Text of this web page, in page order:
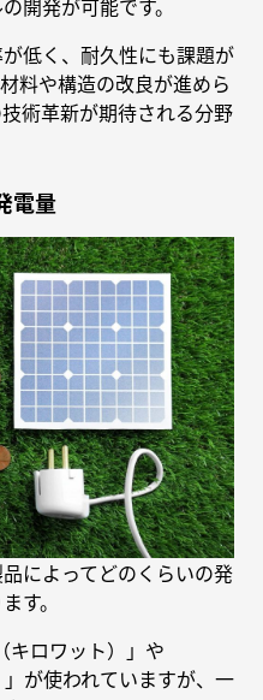
低く、耐久性にも課題が
料や構造の改良が進めら
術革新が期待される分野
電量
によってどのくらいの発
す。
キロワット）」や
が使われていますが、一